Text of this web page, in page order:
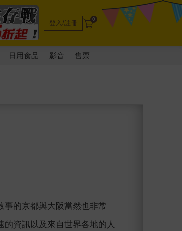
登入/註冊 0
日用食品 影音 售票
事的京都與大阪當然也非常
資訊以及來自世界各地的人